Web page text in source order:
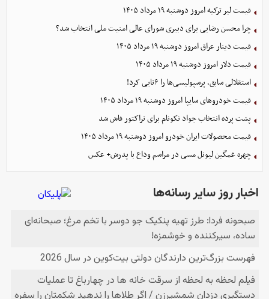
قیمت لیر ترکیه امروز دوشنبه ۱۹ مرداد ۱۴۰۵
چرا محسن رضایی برای دبیری شورای عالی امنیت ملی انتخاب شد؟
قیمت دینار عراق امروز دوشنبه ۱۹ مرداد ۱۴۰۵
قیمت دلار امروز دوشنبه ۱۹ مرداد ۱۴۰۵
استقلالی سابق، پرسپولیسی‌ها را ۶تایی کرد!
قیمت خودرو‌های سایپا امروز دوشنبه ۱۹ مرداد ۱۴۰۵
پشت پرده انتخاب جواد نکونام برای تراکتور فاش شد
قیمت محصولات ایران خودرو امروز دوشنبه ۱۹ مرداد ۱۴۰۵
چهره غمگین لیونل مسی در مراسم وداع با پدرش+ عکس